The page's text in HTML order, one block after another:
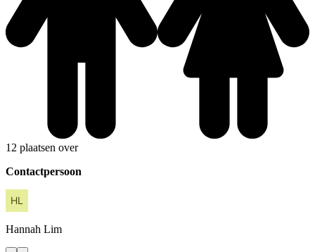
12 plaatsen over
Contactpersoon
Hannah Lim